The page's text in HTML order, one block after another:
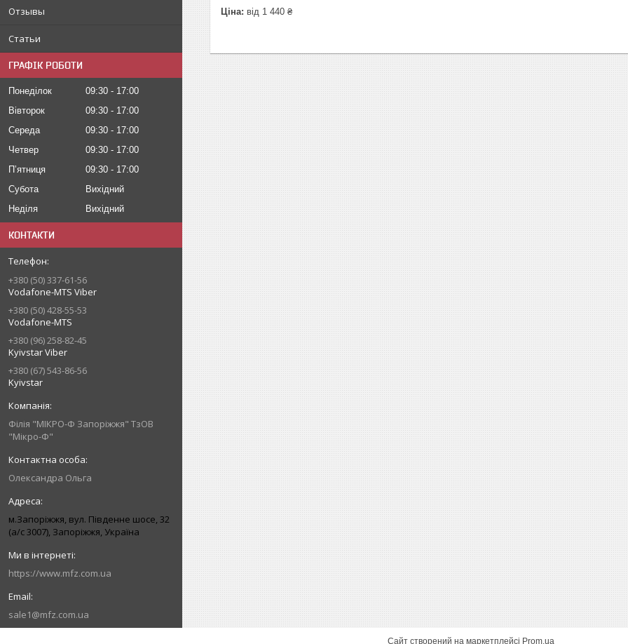
Отзывы
Статьи
ГРАФІК РОБОТИ
Понеділок 09:30
17:00
Вівторок
09:30
17:00
Середа
09:30
17:00
Четвер
09:30
17:00
Пʼятниця
09:30
17:00
Субота
Вихідний
Неділя
Вихідний
КОНТАКТИ
+380 (50) 337-61-56
Vodafone-MTS Viber
+380 (50) 428-55-53
Vodafone-MTS
+380 (96) 258-82-45
Kyivstar Viber
+380 (67) 543-86-56
Kyivstar
Філія "МІКРО-Ф Запоріжжя" ТзОВ
"Мікро-Ф"
Олександра Ольга
м.Запоріжжя, вул. Південне шосе, 32
(а/с 3007), Запоріжжя, Україна
https://www.mfz.com.ua
sale1@mfz.com.ua
Ціна: від 1 440 ₴
Сайт створений на маркетплейсі Prom.ua